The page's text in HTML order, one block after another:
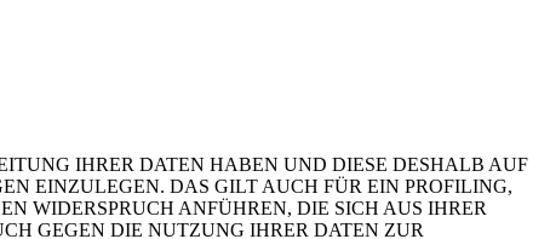
IHRER DATEN HABEN UND DIESE DESHALB AUF
EINZULEGEN. DAS GILT AUCH FÜR EIN PROFILING,
WIDERSPRUCH ANFÜHREN, DIE SICH AUS IHRER
GEGEN DIE NUTZUNG IHRER DATEN ZUR